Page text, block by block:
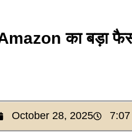
का बड़ा
October 28, 2025